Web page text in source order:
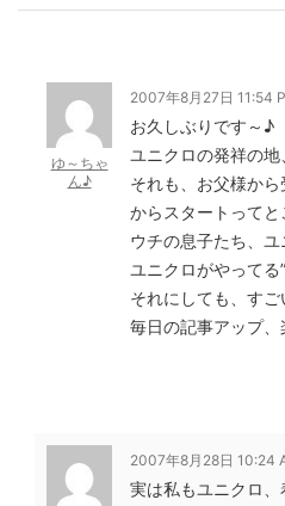
ゆ～ちゃ
ん♪
2007年8月27日 11:54
お久しぶりです～♪
ユニクロの発祥の地
それも、お父様か
からスタートってと
ウチの息子たち、ユ
ユニクロがやってる
それにしても、す
毎日の記事アップ
2007年8月28日 10:24
実は私もユニクロ、